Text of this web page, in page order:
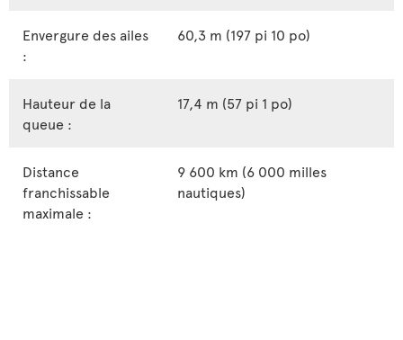
Envergure des ailes
:
60,3 m (197 pi 10 po)
Hauteur de la
queue :
17,4 m (57 pi 1 po)
Distance
franchissable
maximale :
9 600 km (6 000 milles
nautiques)